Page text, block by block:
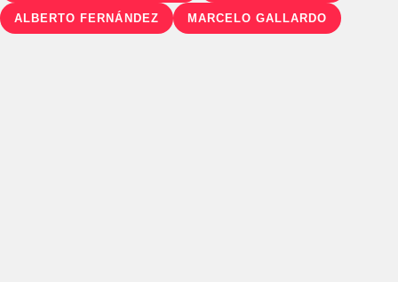
ALBERTO FERNÁNDEZ MARCELO GALLARDO